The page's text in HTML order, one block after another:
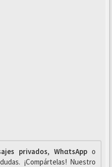
privados, WhαtsAppo
¡Compártelas! Nuestro